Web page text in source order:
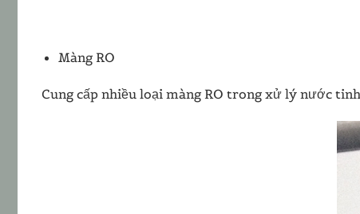
Màng RO
Cung cấp nhiều loại màng RO trong xử lý nước